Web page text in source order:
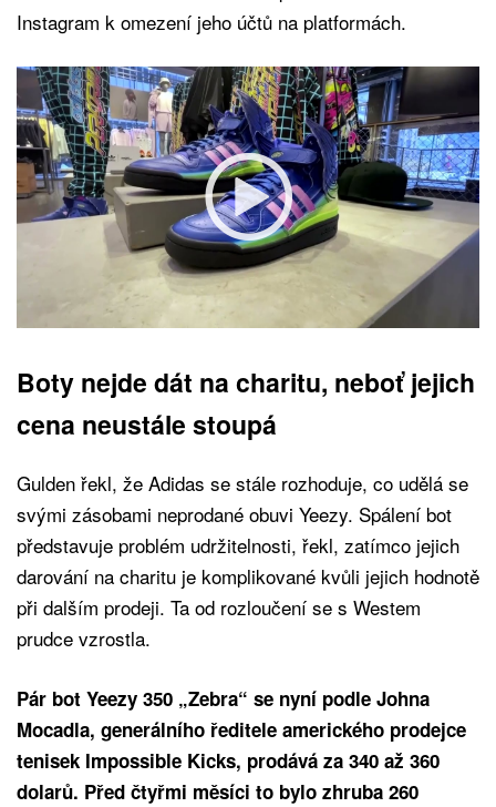
Instagram k omezení jeho účtů na platformách.
Boty nejde dát na charitu, neboť jejich
cena neustále stoupá
Gulden řekl, že Adidas se stále rozhoduje, co udělá se
svými zásobami neprodané obuvi Yeezy. Spálení bot
představuje problém udržitelnosti, řekl, zatímco jejich
darování na charitu je komplikované kvůli jejich hodnotě
při dalším prodeji. Ta od rozloučení se s Westem
prudce vzrostla.
Pár bot Yeezy 350 „Zebra“ se nyní podle Johna
Mocadla, generálního ředitele amerického prodejce
tenisek Impossible Kicks, prodává za 340 až 360
dolarů. Před čtyřmi měsíci to bylo zhruba 260